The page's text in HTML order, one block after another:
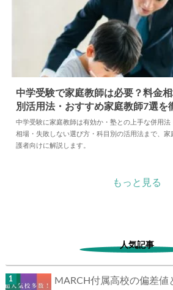
中学受験
中学受験で家庭教師は必要？料金
別活用法・おすすめ家庭教師7選を
中学受験に家庭教師は有効か・塾との上手な併用
相場・失敗しない選び方・科目別の活用法まで、
護者向けに解説します。
もっと見る
人気記事
MARCH付属高校の偏差値